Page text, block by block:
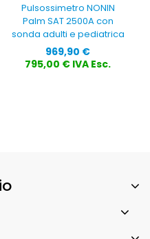
Pulsossimetro NONIN
Palm SAT 2500A con
sonda adulti e pediatrica
Prezzo
969,90 €
795,00 € IVA Esc.